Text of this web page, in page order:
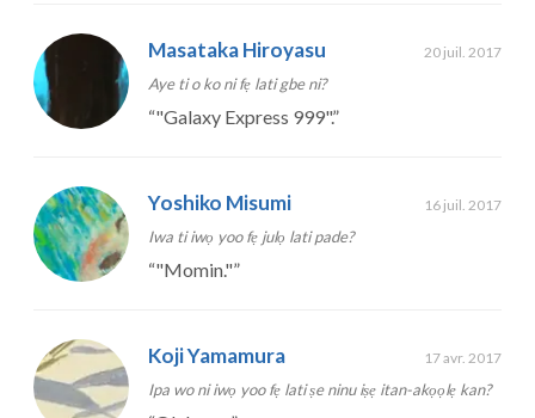
Masataka Hiroyasu 20 juil. 2017
Aye ti o ko ni fẹ lati gbe ni?
“"Galaxy Express 999".”
Yoshiko Misumi 16 juil. 2017
Iwa ti iwọ yoo fẹ julọ lati pade?
“"Momin."”
Koji Yamamura 17 avr. 2017
Ipa wo ni iwọ yoo fẹ lati ṣe ninu iṣẹ itan-akọọlẹ kan?